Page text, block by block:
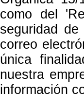
como del
seguridad
correo
única
nuestra
información